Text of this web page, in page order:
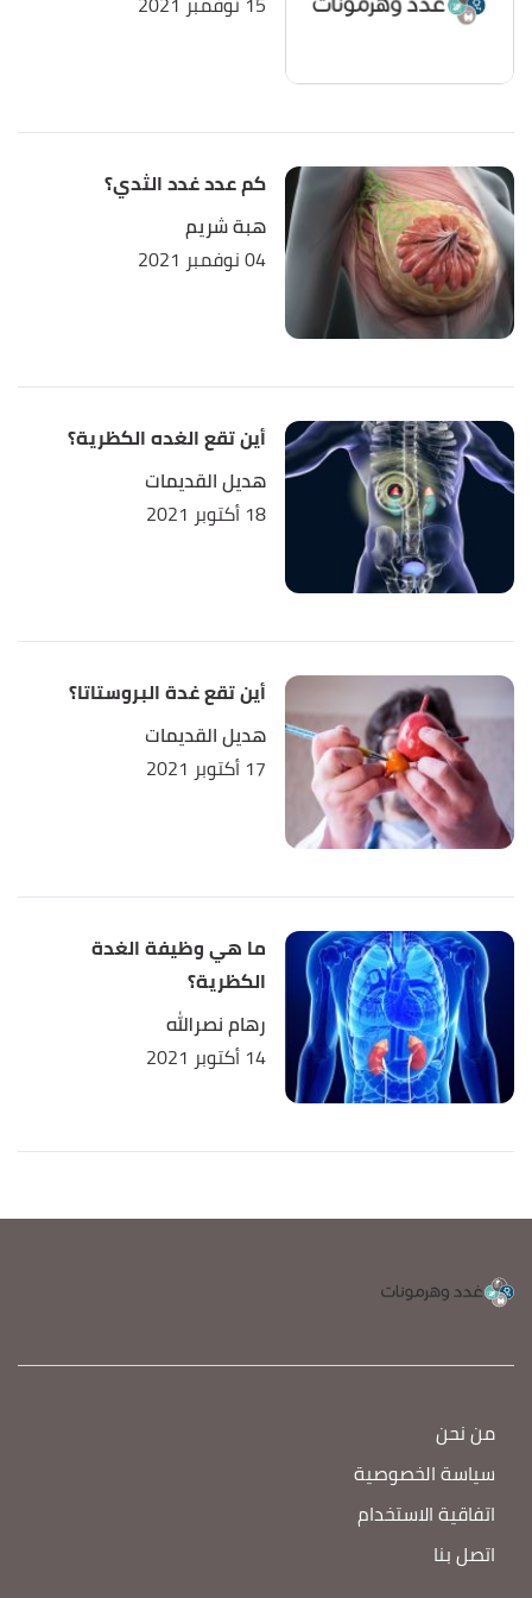
↑
"Pancreas"
كم عدد غدد الثدي؟
هبة شريم
04 نوفمبر 2021
أين تقع الغده الكظرية؟
هديل القديمات
18 أكتوبر 2021
أين تقع غدة البروستاتا؟
هديل القديمات
17 أكتوبر 2021
ما هي وظيفة الغدة
الكظرية؟
رهام نصرالله
14 أكتوبر 2021
من نحن
سياسة الخصوصية
اتفاقية الاستخدام
اتصل بنا